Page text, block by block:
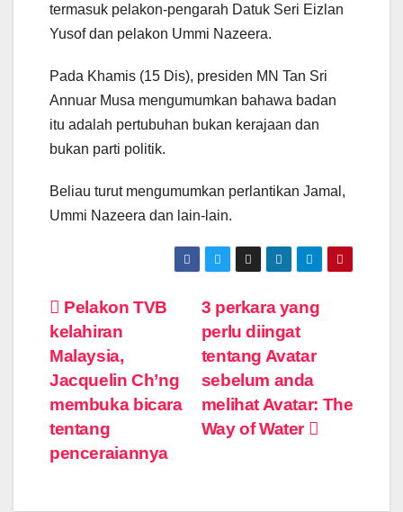
termasuk pelakon-pengarah Datuk Seri Eizlan
Yusof dan pelakon Ummi Nazeera.
Pada Khamis (15 Dis), presiden MN Tan Sri
Annuar Musa mengumumkan bahawa badan
itu adalah pertubuhan bukan kerajaan dan
bukan parti politik.
Beliau turut mengumumkan perlantikan Jamal,
Ummi Nazeera dan lain-lain.
Post
navigation
3 perkara yang
perlu diingat
tentang Avatar
sebelum anda
melihat Avatar: The
Way of Water
Pelakon TVB
kelahiran
Malaysia,
Jacquelin Ch’ng
membuka bicara
tentang
penceraiannya